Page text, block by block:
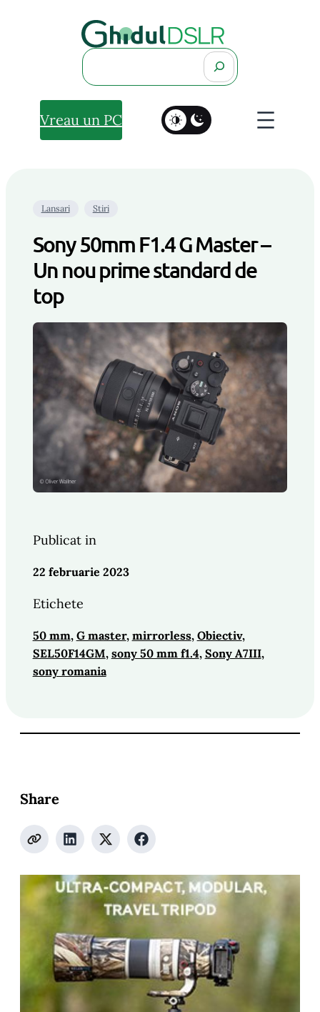
Search
Vreau un PC
Lansari Stiri
Sony 50mm F1.4 G Master –
Un nou prime standard de
top
Publicat in
22 februarie 2023
Etichete
50 mm, G master, mirrorless, Obiectiv ,
SEL50F14GM, sony 50 mm f1.4, Sony A7III ,
sony romania
Share